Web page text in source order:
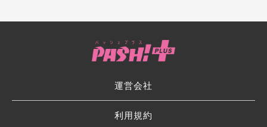
運営会社
利用規約